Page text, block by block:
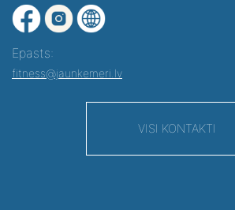
Epasts:
fitness@jaunkemeri.lv
VISI KONTAKTI